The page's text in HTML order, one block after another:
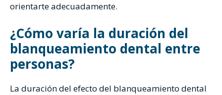
orientarte adecuadamente.
¿Cómo varía la duración del
blanqueamiento dental entre
personas?
La duración del efecto del blanqueamiento dental